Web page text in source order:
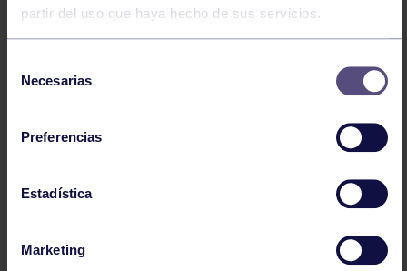
partir del uso que haya hecho de sus servicios.
Necesarias
Preferencias
Estadística
Marketing
Voleibol 27 Abr 2026
CAMPEONAS DE ASTURIAS
Voleibol